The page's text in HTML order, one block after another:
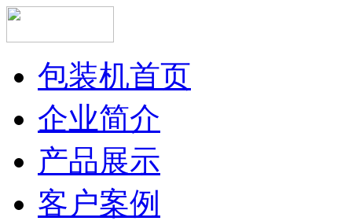
包装机首页
企业简介
产品展示
客户案例